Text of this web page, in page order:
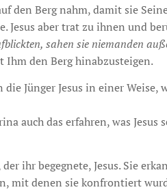
den Berg nahm, damit sie
Jesus aber trat zu ihnen und
sahen sie niemanden
Ihm den Berg hinabzusteigen.
Jünger Jesus in einer Weise,
auch das erfahren, was Jesus
ihr begegnete, Jesus. Sie
mit denen sie konfrontiert